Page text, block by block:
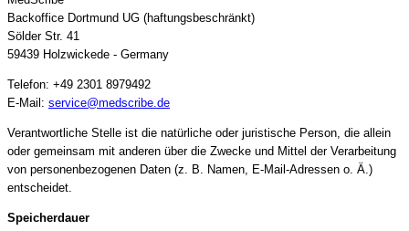
Backoffice Dortmund UG (haftungsbeschränkt)
Sölder Str. 41
59439 Holzwickede - Germany
Telefon: +49 2301 8979492
E-Mail: service@medscribe.de
Verantwortliche Stelle ist die natürliche oder juristische Person, die allein
oder gemeinsam mit anderen über die Zwecke und Mittel der Verarbeitung
von personenbezogenen Daten (z. B. Namen, E-Mail-Adressen o. Ä.)
entscheidet.
Speicherdauer